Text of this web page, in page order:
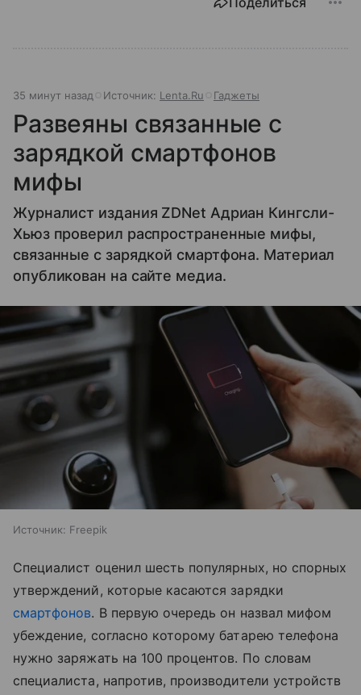
35 минут назад Источник: Lenta.Ru Гаджеты
Развеяны связанные с
зарядкой смартфонов
мифы
Журналист издания ZDNet Адриан Кингсли-
Хьюз проверил распространенные мифы,
связанные с зарядкой смартфона. Материал
опубликован на сайте медиа.
Источник: Freepik
Специалист оценил шесть популярных, но спорных
утверждений, которые касаются зарядки
смартфонов. В первую очередь он назвал мифом
убеждение, согласно которому батарею телефона
нужно заряжать на 100 процентов. По словам
специалиста, напротив, производители устройств